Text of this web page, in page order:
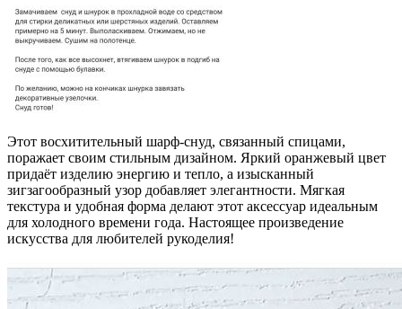
Этот восхитительный шарф-снуд, связанный спицами,
поражает своим стильным дизайном. Яркий оранжевый цвет
придаёт изделию энергию и тепло, а изысканный
зигзагообразный узор добавляет элегантности. Мягкая
текстура и удобная форма делают этот аксессуар идеальным
для холодного времени года. Настоящее произведение
искусства для любителей рукоделия!